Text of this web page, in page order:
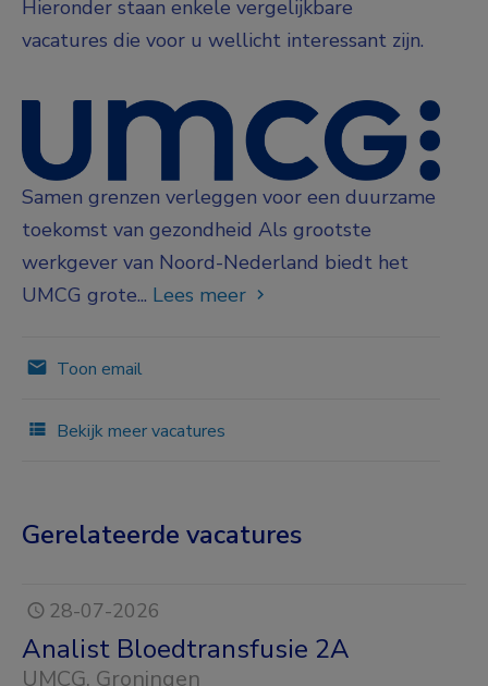
Hieronder staan enkele vergelijkbare
vacatures die voor u wellicht interessant zijn.
Samen grenzen verleggen voor een duurzame
toekomst van gezondheid Als grootste
werkgever van Noord-Nederland biedt het
UMCG grote... Lees meer
Toon email
Bekijk meer vacatures
Gerelateerde vacatures
28-07-2026
Analist Bloedtransfusie 2A
UMCG, Groningen